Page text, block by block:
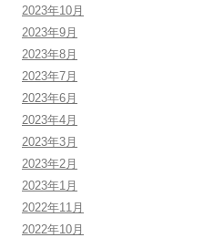
2023年10月
2023年9月
2023年8月
2023年7月
2023年6月
2023年4月
2023年3月
2023年2月
2023年1月
2022年11月
2022年10月